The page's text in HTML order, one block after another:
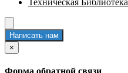
Техническая Библиотека
Написать нам
×